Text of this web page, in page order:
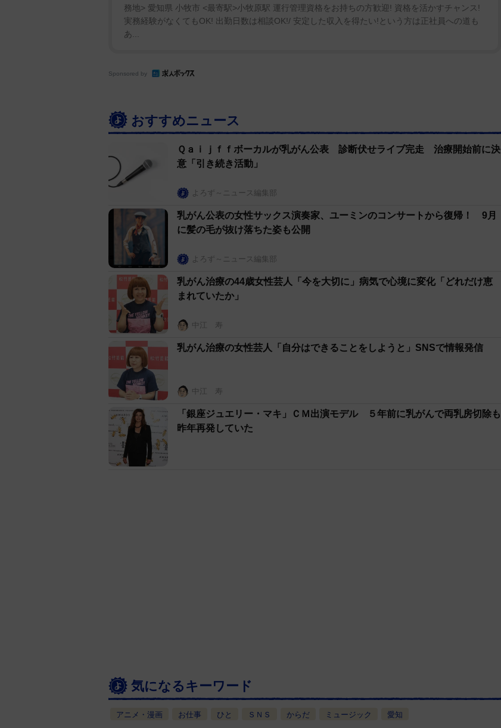
務地> 愛知県 小牧市 <最寄駅>小牧原駅 運行管理資格をお持ちの方歓迎! 資格を活かすチャンス!
実務経験がなくてもOK! 出勤日数は相談OK!/ 安定した収入を得たい!という方は正社員への道も
あ...
Sponsored by
おすすめニュース
Ｑａｉｊｆｆボーカルが乳がん公表 診断伏せライブ完走 治療開始前に決
意「引き続き活動」
よろず～ニュース編集部
乳がん公表の女性サックス演奏家、ユーミンのコンサートから復帰！ 9月
に髪の毛が抜け落ちた姿も公開
よろず～ニュース編集部
乳がん治療の44歳女性芸人「今を大切に」病気で心境に変化「どれだけ恵
まれていたか」
中江 寿
乳がん治療の女性芸人「自分はできることをしようと」SNSで情報発信
中江 寿
「銀座ジュエリー・マキ」ＣＭ出演モデル ５年前に乳がんで両乳房切除も
昨年再発していた
気になるキーワード
アニメ・漫画 お仕事 ひと ＳＮＳ からだ ミュージック 愛知